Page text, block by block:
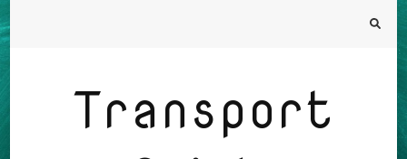
Transport